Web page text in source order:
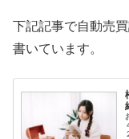
下記記事で自動売
書いています。